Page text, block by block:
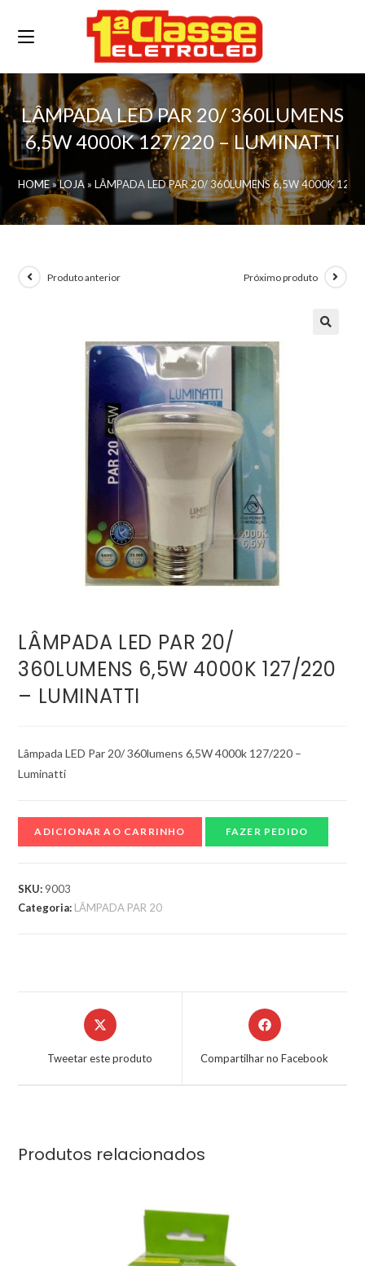
LÂMPADA LED PAR 20/ 360LUMENS
6,5W 4000K 127/220 – LUMINATTI
HOME »LOJA »LÂMPADA LED PAR 20/ 360LUMENS 6,5W 4000K
Produto anterior Próximo produto
LÂMPADA LED PAR 20/
360LUMENS 6,5W 4000K 127/220
– LUMINATTI
Lâmpada LED Par 20/ 360lumens 6,5W 4000k 127/220 –
Luminatti
ADICIONAR AO CARRINHO FAZER PEDIDO
SKU: 9003
Categoria: LÂMPADA PAR 20
Tweetar este produto Compartilhar no Facebook
Produtos relacionados